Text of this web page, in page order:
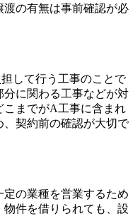
の有無は事前確認が必
して行う工事のことで
に関わる工事などが対
こまでがA工事に含まれ
、契約前の確認が大切で
の業種を営業するため
件を借りられても、設